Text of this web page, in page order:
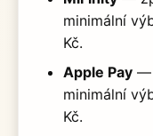
minimální
Kč.
Apple Pay—
minimální
Kč.